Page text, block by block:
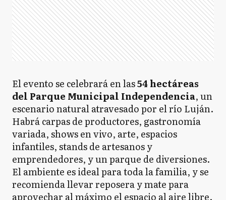
El evento se celebrará en las54 hectáreas
del Parque Municipal Independencia, un
escenario natural atravesado por el río Luján.
Habrá carpas de productores, gastronomía
variada, shows en vivo, arte, espacios
infantiles, stands de artesanos y
emprendedores, y un parque de diversiones.
El ambiente es ideal para toda la familia, y se
recomienda llevar reposera y mate para
aprovechar al máximo el espacio al aire libre.